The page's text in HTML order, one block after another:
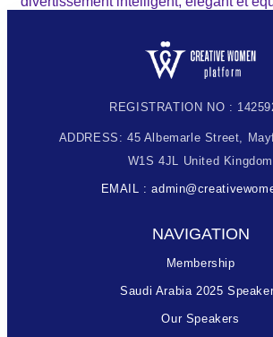
REGISTRATION NO :
ADDRESS: 45 Albemarle Street,
W1S 4JL United Kingdom
EMAIL :
NAVIGATION
Membership
Saudi Arabia 2025
Our Speakers